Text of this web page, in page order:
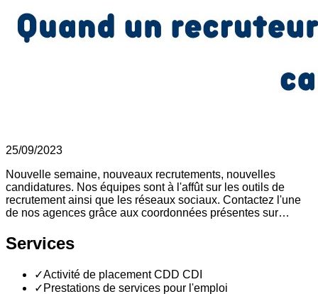
25/09/2023
Nouvelle semaine, nouveaux recrutements, nouvelles
candidatures. Nos équipes sont à l'affût sur les outils de
recrutement ainsi que les réseaux sociaux. Contactez l'une
de nos agences grâce aux coordonnées présentes sur…
Services
✓Activité de placement CDD CDI
✓ Prestations de services pour l'emploi